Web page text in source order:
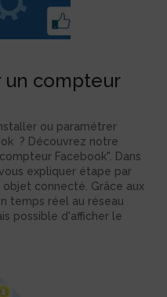
compteur
ou paramétrer
? Découvrez notre
Facebook". Dans
expliquer étape par
connecté. Grâce aux
temps réel au réseau
possible d'afficher le